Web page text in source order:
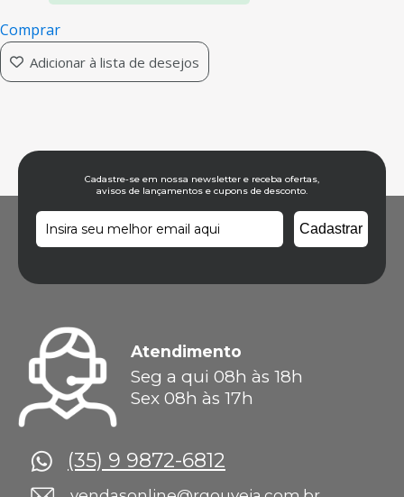
Comprar
Adicionar à lista de desejos
Cadastre-se em nossa newsletter e receba ofertas,
avisos de lançamentos e cupons de desconto.
Atendimento
Seg a qui 08h às 18h
Sex 08h às 17h
(35) 9 9872-6812